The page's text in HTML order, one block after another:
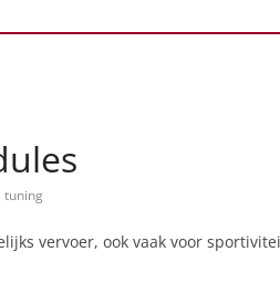
tuning
vervoer, ook vaak voor